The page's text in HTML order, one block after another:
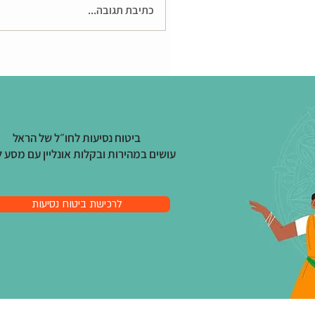
כתיבת תגובה...
ביטוח נסיעות לחו״ל של הראל
עושים במהירות ובקלותאונליין עם מסע
לרכישת ביטוח נסיעות